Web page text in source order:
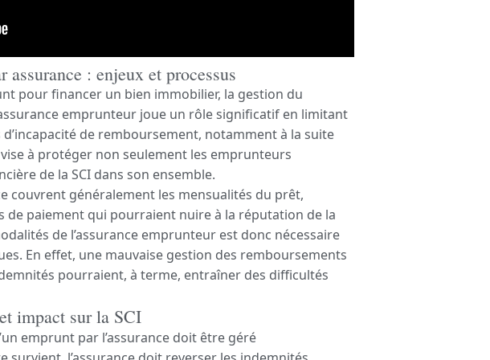
assurance : enjeux et processus
pour financer un bien immobilier, la gestion du
emprunteur joue un rôle significatif en limitant
de remboursement, notamment à la suite
vise à protéger non seulement les emprunteurs
de la SCI dans son ensemble.
couvrent généralement les mensualités du prêt,
de paiement qui pourraient nuire à la réputation de la
de l’assurance emprunteur est donc nécessaire
En effet, une mauvaise gestion des remboursements
pourraient, à terme, entraîner des difficultés
impact sur la SCI
emprunt par l’assurance doit être géré